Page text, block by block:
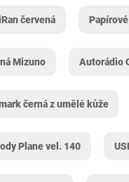
červená
Mizuno Autorádio
černá z umělé kůže
Plane vel. 140